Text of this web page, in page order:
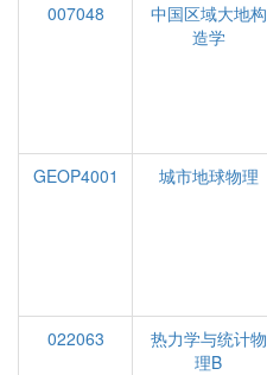
007048
中国区域大地构
造学
GEOP4001
城市地球物理
022063
热力学与统计物
理B